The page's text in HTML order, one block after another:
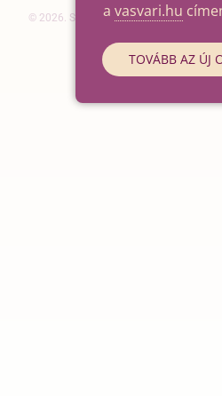
© 2026. Szegedi SZC Vasvári Pál
Elérhetőségek
a vasvari.hu
TOVÁBB AZ ÚJ